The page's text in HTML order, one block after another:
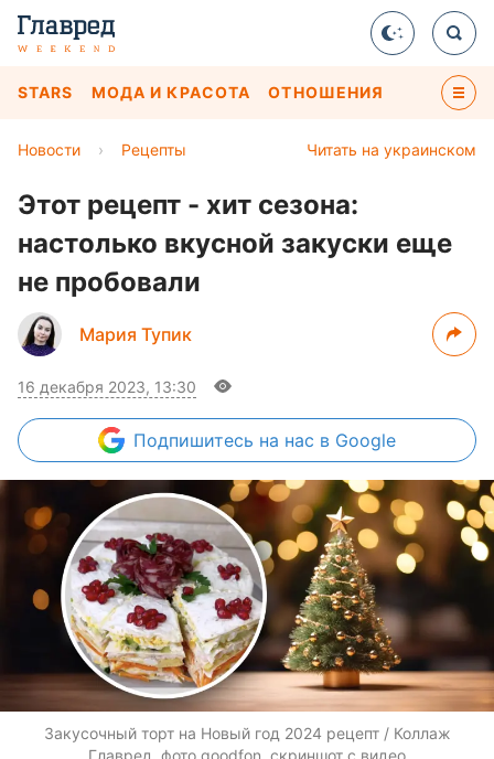
STARS МОДА И КРАСОТА ОТНОШЕНИЯ
Читать на украинском
Новости › Рецепты
Этот рецепт - хит сезона:
настолько вкусной закуски еще
не пробовали
Мария Тупик
16 декабря 2023, 13:30
Подпишитесь на нас в Google
Закусочный торт на Новый год 2024 рецепт / Коллаж
Главред, фото goodfon, скриншот с видео